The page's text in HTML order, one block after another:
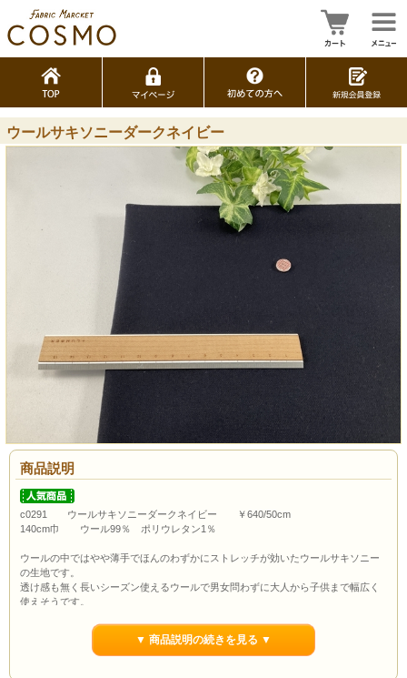
ウールサキソニーダークネイビー
商品説明
c0291 ウールサキソニーダークネイビー ￥640/50cm
140cm巾 ウール99％ ポリウレタン1％
ウールの中ではやや薄手でほんのわずかにストレッチが効いたウールサキソニー
の生地です。
透け感も無く長いシーズン使えるウールで男女問わずに大人から子供まで幅広く
使えそうです。
りの良さがあります。
パンツはもちろんスカートやワンピース、ジャケットにもおススメです。
▼ 商品説明の続きを見る ▼